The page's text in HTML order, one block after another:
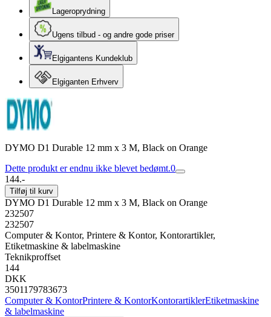
Lageroprydning
Ugens tilbud - og andre gode priser
Elgigantens Kundeklub
Elgiganten Erhverv
DYMO D1 Durable 12 mm x 3 M, Black on Orange
Dette produkt er endnu ikke blevet bedømt.0
144.-
Tilføj til kurv
DYMO D1 Durable 12 mm x 3 M, Black on Orange
232507
232507
Computer & Kontor, Printere & Kontor, Kontorartikler,
Etiketmaskine & labelmaskine
Teknikproffset
144
DKK
3501179783673
Computer & KontorPrintere & KontorKontorartiklerEtiketmaskine
& labelmaskine